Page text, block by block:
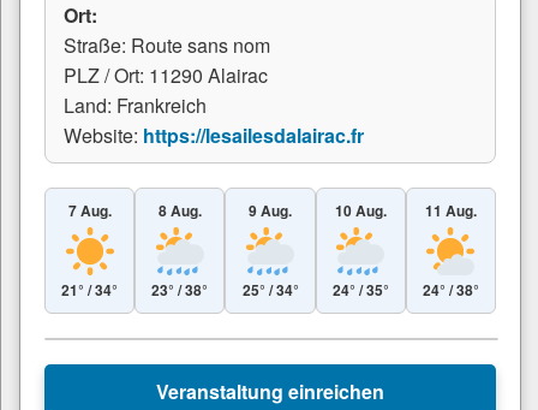
Ort:
Straße: Route sans nom
PLZ / Ort: 11290 Alairac
Land: Frankreich
Website: https://lesailesdalairac.fr
7 Aug.
21° / 34°
8 Aug.
23° / 38°
9 Aug.
25° / 34°
10 Aug.
24° / 35°
11 Aug.
24° / 38°
+
Veranstaltung einreichen